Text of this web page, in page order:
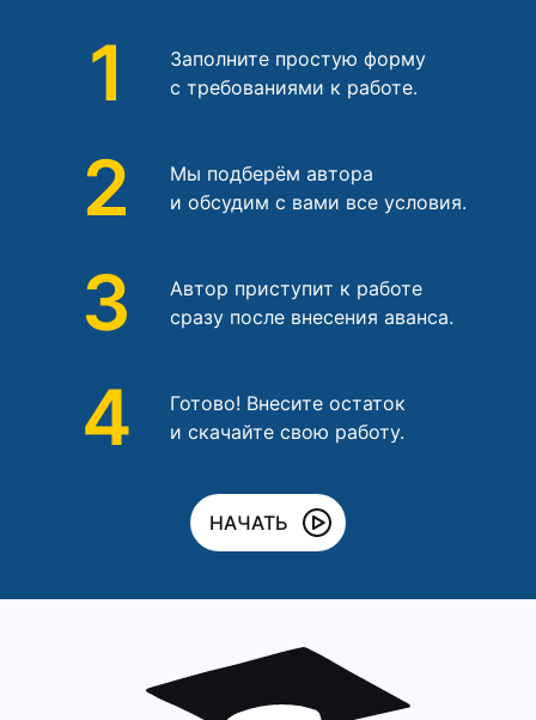
1
Заполните простую форму
с требованиями к работе.
2
Мы подберём автора
и обсудим с вами все условия.
3
Автор приступит к работе
сразу после внесения аванса.
4
Готово! Внесите остаток
и скачайте свою работу.
НАЧАТЬ